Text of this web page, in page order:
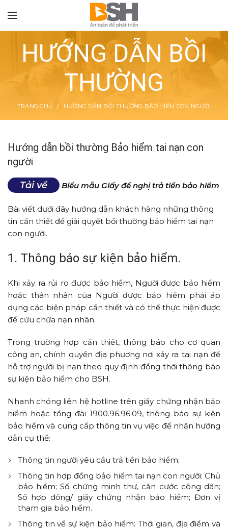
HƯỚNG DẪN BỒI
THƯỜNG
TRANG CHỦ HƯỚNG DẪN BỒI THƯỜNG BẢO HIỂM CON NGƯỜI
Hướng dẫn bồi thường Bảo hiểm tai nạn con
người
Tải về Biểu mẫu Giấy đề nghị trả tiền bảo hiểm
Bài viết dưới đây hướng dẫn khách hàng những thông
tin cần thiết để giải quyết bồi thường bảo hiểm tai nạn
con người.
1. Thông báo sự kiện bảo hiểm.
Khi xảy ra rủi ro được bảo hiểm, Người được bảo hiểm
hoặc thân nhân của Người được bảo hiểm phải áp
dụng các biện pháp cần thiết và có thể thực hiện được
để cứu chữa nạn nhân.
Trong trường hợp cần thiết, thông báo cho cơ quan
công an, chính quyền địa phương nơi xảy ra tai nạn để
hỗ trợ người bị nạn theo quy định đồng thời thông báo
sự kiện bảo hiểm cho BSH.
Nhanh chóng liên hệ hotline trên giấy chứng nhận bảo
hiểm hoặc tổng đài 1900.96.96.09, thông báo sự kiện
bảo hiểm và cung cấp thông tin vụ việc để nhận hướng
dẫn cụ thể:
Thông tin người yêu cầu trả tiền bảo hiểm;
Thông tin hợp đồng bảo hiểm tai nạn con người: Chủ
bảo hiểm; Số chứng minh thư, căn cước công dân;
Số hợp đồng/ giấy chứng nhận bảo hiểm; Đơn vị
tham gia bảo hiểm.
Thông tin về sự kiện bảo hiểm: Thời gian, địa điểm và